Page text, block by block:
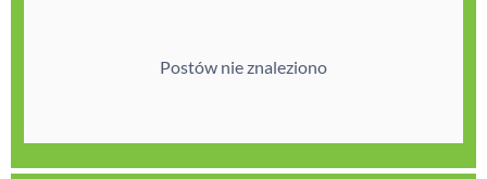
Postów nie znaleziono